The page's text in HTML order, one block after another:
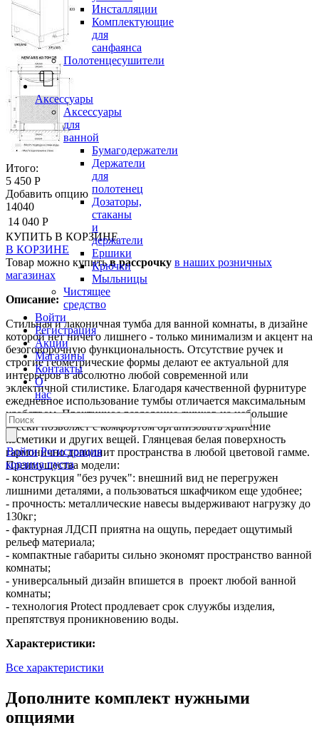
Инсталляции
Комплектующие
для
санфаянса
Полотенцесушители
Аксессуары
Аксессуары
для
ванной
Бумагодержатели
Держатели
для
полотенец
Дозаторы,
стаканы
и
держатели
Ершики
Крючки
Мыльницы
Чистящее
средство
Войти
Регистрация
Акции
Магазины
Контакты
О
нас
Войти Регистрация
корзина пуста
Итого:
5 450 Р
Добавить опцию
14040
14 040 Р
КУПИТЬ В КОРЗИНЕ
В КОРЗИНЕ
Товар можно купитьв рассрочку в наших розничных
магазинах
Описание:
Стильная и лаконичная тумба для ванной комнаты, в дизайне
которой нет ничего лишнего - только минимализм и акцент на
безоговорочную функциональность. Отсутствие ручек и
строгие геометрические формы делают ее актуальной для
интерьеров в абсолютно любой современной или
эклектичной стилистике. Благодаря качественной фурнитуре
ежедневное использование тумбы отличается максимальным
удобством. Практичное разделение ящиков на небольшие
отсеки позволяет с комфортом организовать хранение
косметики и других вещей. Глянцевая белая поверхность
гармонично дополнит пространства в любой цветовой гамме.
Преимущества модели:
- конструкция "без ручек": внешний вид не перегружен
лишними деталями, а пользоваться шкафчиком еще удобнее;
- прочность: металлические навесы выдерживают нагрузку до
130кг;
- фактурная ЛДСП приятна на ощупь, передает ощутимый
рельеф материала;
- компактные габариты сильно экономят пространство ванной
комнаты;
- универсальный дизайн впишется в проект любой ванной
комнаты;
- технология Protect продлевает срок слуужбы изделия,
препятствуя проникновению воды.
Характеристики:
Все характеристики
Дополните комплект нужными
опциями